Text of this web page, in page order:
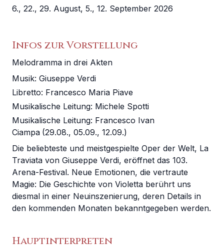
6., 22., 29. August, 5., 12. September 2026
Infos zur Vorstellung
Melodramma in drei Akten
Musik: Giuseppe Verdi
Libretto: Francesco Maria Piave
Musikalische Leitung: Michele Spotti
Musikalische Leitung: Francesco Ivan
Ciampa (29.08., 05.09., 12.09.)
Die beliebteste und meistgespielte Oper der Welt, La
Traviata von Giuseppe Verdi, eröffnet das 103.
Arena-Festival. Neue Emotionen, die vertraute
Magie: Die Geschichte von Violetta berührt uns
diesmal in einer Neuinszenierung, deren Details in
den kommenden Monaten bekanntgegeben werden.
Hauptinterpreten